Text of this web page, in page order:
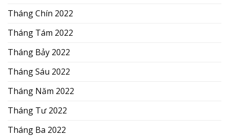
Tháng Chín 2022
Tháng Tám 2022
Tháng Bảy 2022
Tháng Sáu 2022
Tháng Năm 2022
Tháng Tư 2022
Tháng Ba 2022